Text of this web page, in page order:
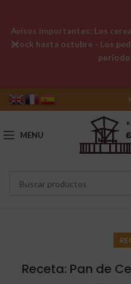
MENU
Receta: Pan de
Avisos importantes: Los
stock hasta octubre - Los
período